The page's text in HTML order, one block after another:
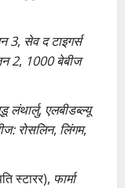
3, सेव द टाइगर्स
2, 1000 बेबीज
लंथार्लु, एलबीडब्ल्यू
रोसलिन, लिंगम,
स्टारर), फार्मा